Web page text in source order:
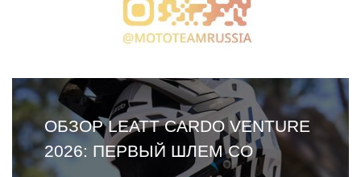
ОБЗОР LEATT CARDO VENTURE
2026: ПЕРВЫЙ ШЛЕМ СО